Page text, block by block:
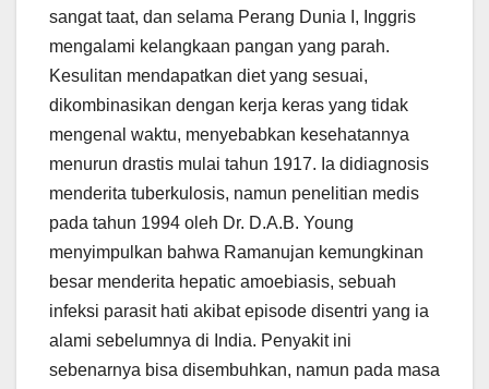
sangat taat, dan selama Perang Dunia I, Inggris
mengalami kelangkaan pangan yang parah.
Kesulitan mendapatkan diet yang sesuai,
dikombinasikan dengan kerja keras yang tidak
mengenal waktu, menyebabkan kesehatannya
menurun drastis mulai tahun 1917. Ia didiagnosis
menderita tuberkulosis, namun penelitian medis
pada tahun 1994 oleh Dr. D.A.B. Young
menyimpulkan bahwa Ramanujan kemungkinan
besar menderita hepatic amoebiasis, sebuah
infeksi parasit hati akibat episode disentri yang ia
alami sebelumnya di India. Penyakit ini
sebenarnya bisa disembuhkan, namun pada masa